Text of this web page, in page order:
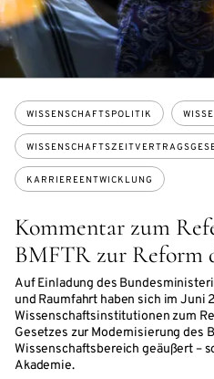
Kommentar zum
BMFTR zur Reform
Auf Einladung des
und Raumfahrt haben sich im Juni
Wissenschaftsinstitutionen zum
Gesetzes zur Modernisierung des
Wissenschaftsbereich geäußert –
Akademie.
Themen:
WISSENSCHAFTSPOLITIK
KARRIEREENTWICKLUNG